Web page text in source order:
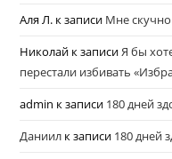
Аля Л. к записи Мне
Николай к записиЯ бы
перестали избивать
admin к записи 180 дней
Даниил к записи 180 дней